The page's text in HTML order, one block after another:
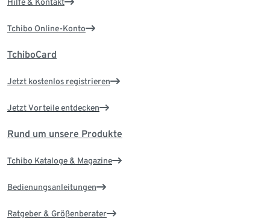
Hilfe & Kontakt
Tchibo Online-Konto
TchiboCard
Jetzt kostenlos registrieren
Jetzt Vorteile entdecken
Rund um unsere Produkte
Tchibo Kataloge & Magazine
Bedienungsanleitungen
Ratgeber & Größenberater